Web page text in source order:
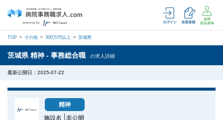
TOP その他 300万円以上 茨城県
茨城県 精神 - 事務総合職 の求人詳細
最新公開日：2025-07-22
精神
施設名
非公開